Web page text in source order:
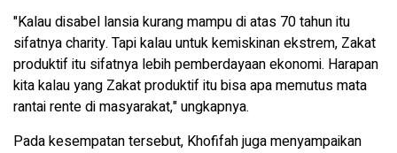
"Kalau disabel lansia kurang mampu di atas 70 tahun itu
sifatnya charity. Tapi kalau untuk kemiskinan ekstrem, Zakat
produktif itu sifatnya lebih pemberdayaan ekonomi. Harapan
kita kalau yang Zakat produktif itu bisa apa memutus mata
rantai rente di masyarakat," ungkapnya.
Pada kesempatan tersebut, Khofifah juga menyampaikan